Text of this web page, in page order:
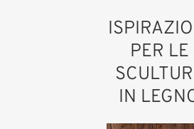
PER LE
IN